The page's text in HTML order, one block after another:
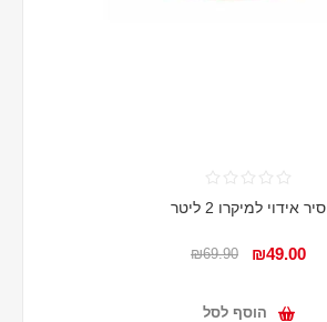
סיר אידוי למיקרו 2 ליטר
₪49.00
₪69.90
הוסף לסל